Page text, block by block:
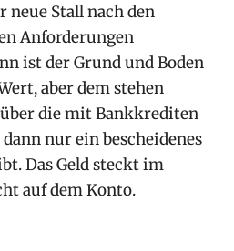
neue Stall nach den
Anforderungen
ist der Grund und Boden
aber dem stehen
die mit Bankkrediten
nur ein bescheidenes
Das Geld steckt im
auf dem Konto.